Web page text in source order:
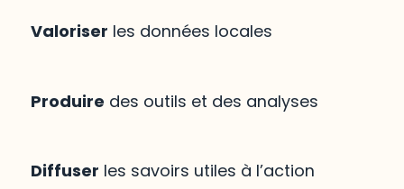
Valoriser les données locales
Produire des outils et des analyses
Diffuser les savoirs utiles à l’action